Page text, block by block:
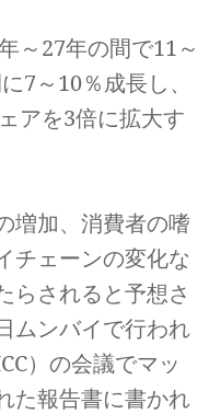
～27年の間で11～
7～10％成長し、
アを3倍に拡大す
増加、消費者の嗜
チェーンの変化な
らされると予想さ
ムンバイで行われ
）の会議でマッ
た報告書に書かれ